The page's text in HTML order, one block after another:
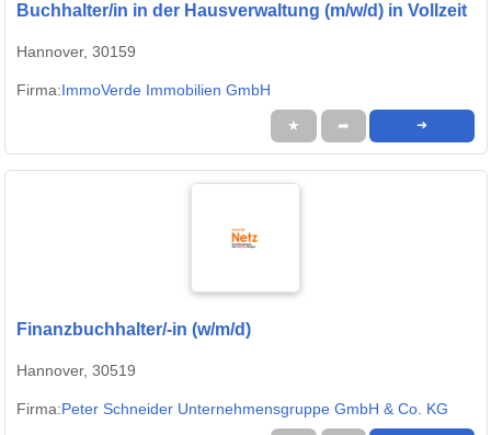
Buchhalter/in in der Hausverwaltung (m/w/d) in Vollzeit
Hannover, 30159
Firma:ImmoVerde Immobilien GmbH
★ ➦ ➜
Finanzbuchhalter/-in (w/m/d)
Hannover, 30519
Firma:Peter Schneider Unternehmensgruppe GmbH & Co. KG